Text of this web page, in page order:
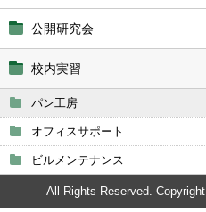
公開研究会
校内実習
パン工房
オフィスサポート
ビルメンテナンス
All Rights Reserved.